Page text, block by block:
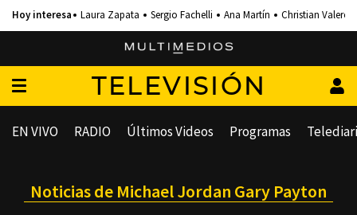
Laura Zapata Sergio Fachelli Ana Martín Christian Valero
TELEVISIÓN
EN VIVO RADIO Últimos Videos Programas
Noticias de Michael Jordan Gary Payton